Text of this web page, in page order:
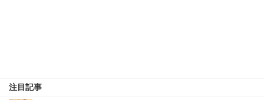
注目記事